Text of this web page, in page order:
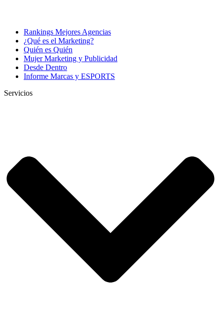
Rankings Mejores Agencias
¿Qué es el Marketing?
Quién es Quién
Mujer Marketing y Publicidad
Desde Dentro
Informe Marcas y ESPORTS
Servicios